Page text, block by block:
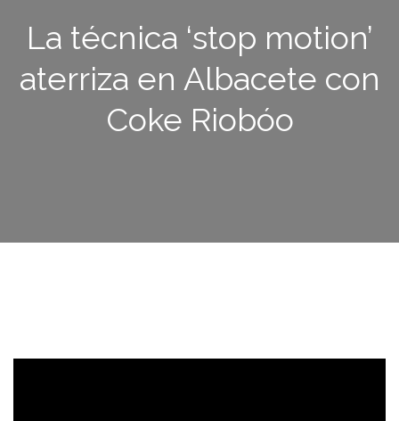
La técnica ‘stop motion’
aterriza en Albacete con
Coke Riobóo